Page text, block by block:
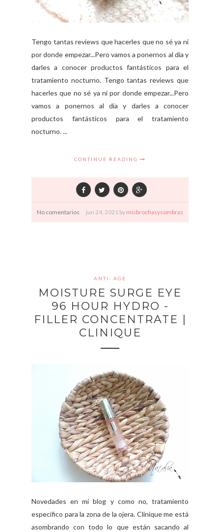
Tengo tantas reviews que hacerles que no sé ya ni
por donde empezar...Pero vamos a ponernos al día y
darles a conocer productos fantásticos para el
tratamiento nocturno. Tengo tantas reviews que
hacerles que no sé ya ni por donde empezar...Pero
vamos a ponernos al día y darles a conocer
productos fantásticos para el tratamiento
nocturno. ...
CONTINUE READING
No comentarios jun 24, 2021 by misbrochasysombras
ANTI- AGE
MOISTURE SURGE EYE
96 HOUR HYDRO -
FILLER CONCENTRATE |
CLINIQUE
Novedades en mi blog y como no, tratamiento
específico para la zona de la ojera. Clinique me está
asombrando con todo lo que están sacando al